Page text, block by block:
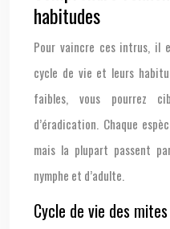
habitudes
Pour vaincre ces intrus, il
cycle de vie et leurs
faibles, vous pourrez
d’éradication. Chaque
mais la plupart passent
nymphe et d’adulte.
Cycle de vie des